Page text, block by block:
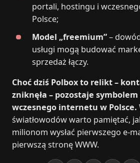
portali, hostingu i
Polsce;
Model „freemium”–
usługi mogą budować
sprzedaż łączy.
Choć dziś Polbox to relikt –
zniknęła – pozostaje
wczesnego internetu w Polsce.
światłowodów warto pamiętać,
milionom wysłać pierwszego
pierwszą stronę WWW.